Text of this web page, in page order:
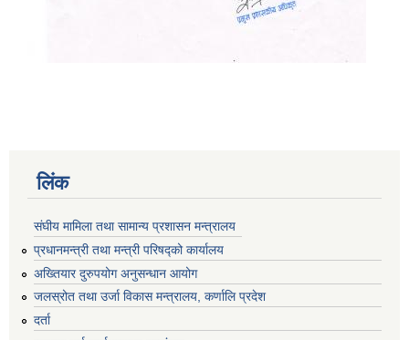
लिंक
संघीय मामिला तथा सामान्य प्रशासन मन्त्रालय
प्रधानमन्त्री तथा मन्त्री परिषद्को कार्यालय
अख्तियार दुरुपयोग अनुसन्धान आयोग
जलस्रोत तथा उर्जा विकास मन्त्रालय, कर्णालि प्रदेश
दर्ता